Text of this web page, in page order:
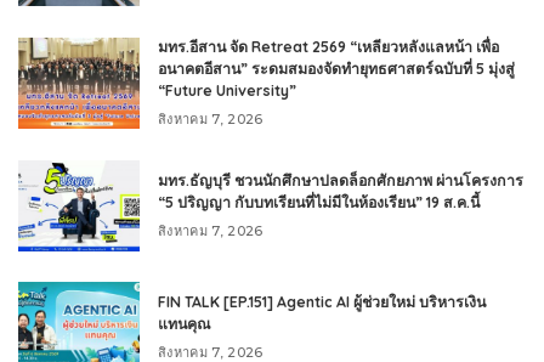
มทร.อีสาน จัด Retreat 2569 “เหลียวหลังแลหน้า เพื่อ
อนาคตอีสาน” ระดมสมองจัดทำยุทธศาสตร์ฉบับที่ 5 มุ่งสู่
“Future University”
สิงหาคม 7, 2026
มทร.ธัญบุรี ชวนนักศึกษาปลดล็อกศักยภาพ ผ่านโครงการ
“5 ปริญญา กับบทเรียนที่ไม่มีในห้องเรียน” 19 ส.ค.นี้
สิงหาคม 7, 2026
FIN TALK [EP.151] Agentic AI ผู้ช่วยใหม่ บริหารเงิน
แทนคุณ
สิงหาคม 7, 2026